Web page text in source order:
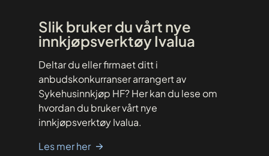
Slik bruker du vårt nye
innkjøpsverktøy Ivalua
Deltar du eller firmaet ditt i
anbudskonkurranser arrangert av
Sykehusinnkjøp HF? Her kan du lese om
hvordan du bruker vårt nye
innkjøpsverktøy Ivalua.
Les mer her